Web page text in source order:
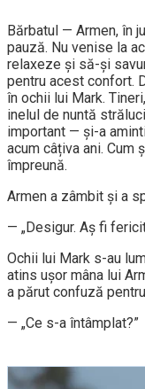
Bărbatul — Armen, în
pauză. Nu venise la
relaxeze și să-și
pentru acest confort.
în ochii lui Mark.
inelul de nuntă
important — și-a
acum câțiva ani. Cum
împreună.
Armen a zâmbit și a
— „Desigur. Aș fi
Ochii lui Mark s-au
atins ușor mâna lui
a părut confuză
— „Ce s-a întâmplat?”